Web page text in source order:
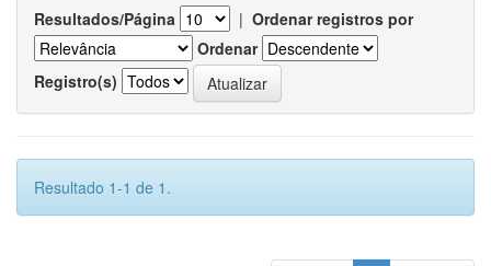
Resultados/Página | Ordenar registros por
Ordenar
Registro(s)
Resultado 1-1 de 1.